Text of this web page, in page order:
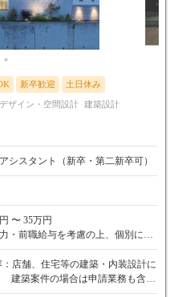
新卒歓迎 土日休み
ザイン・空間設計 建築設計
シスタント（新卒・第二新卒可）
〜 35万円
・前職給与を考慮の上、個別に決
は、面接にてスキルを確認し、35
のスタートも相談可能です。
店舗、住宅等の建築・内装設計に
案件の場合は申請業務も含む
容：店舗、住宅等の建築・内装設